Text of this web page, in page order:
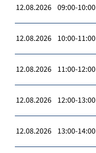
12.08.2026 09:00-10:00
12.08.2026 10:00-11:00
12.08.2026 11:00-12:00
12.08.2026 12:00-13:00
12.08.2026 13:00-14:00